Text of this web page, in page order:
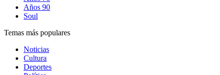
Años 90
Soul
Temas más populares
Noticias
Cultura
Deportes